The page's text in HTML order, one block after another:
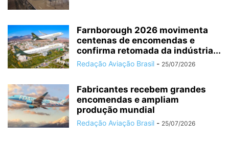
Farnborough 2026 movimenta
centenas de encomendas e
confirma retomada da indústria...
Redação Aviação Brasil - 25/07/2026
Fabricantes recebem grandes
encomendas e ampliam
produção mundial
Redação Aviação Brasil - 25/07/2026